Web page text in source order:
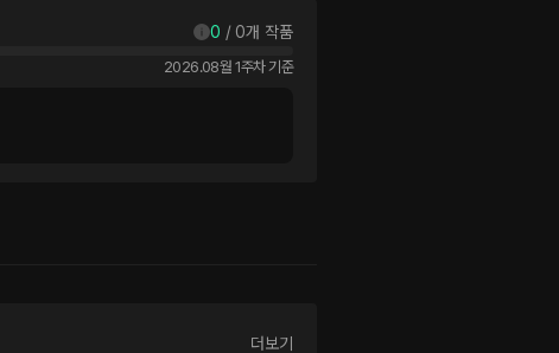
0 / 0개 작품
2026.08월 1주차 기준
더보기